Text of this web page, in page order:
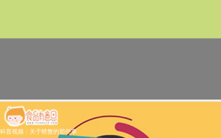
科普视频：关于螃蟹的那些事